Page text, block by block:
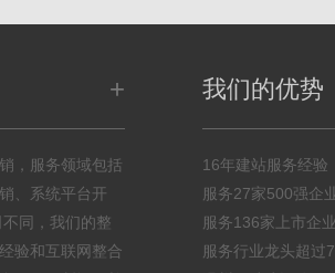
+
，服务领域包括
、系统平台开
同，我们的整
验和互联网整合
我们的优势
16年建站服务经验
服务27家500强企
服务136家上市企业
服务行业龙头超过